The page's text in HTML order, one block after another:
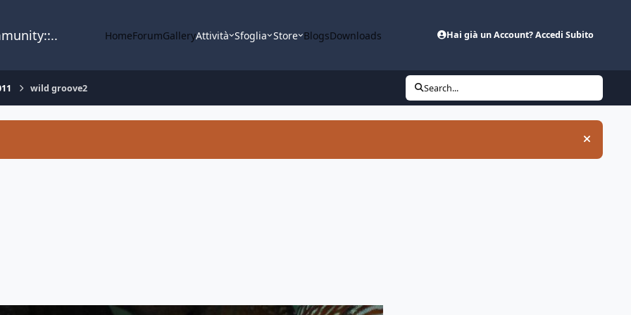
HomeForumGalleryAttività Sfoglia Store BlogsDownloads Hai già un Account? Accedi Subito
wild groove2 Search...
Hide